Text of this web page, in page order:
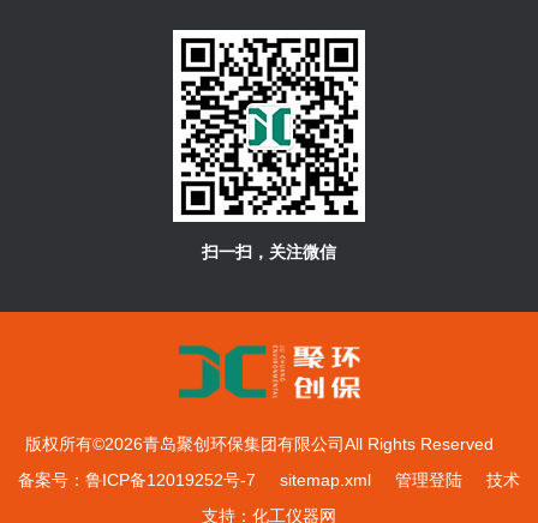
扫一扫，关注微信
版权所有©2026青岛聚创环保集团有限公司All Rights Reserved
备案号：鲁ICP备12019252号-7
sitemap.xml 管理登陆技术
支持： 化工仪器网